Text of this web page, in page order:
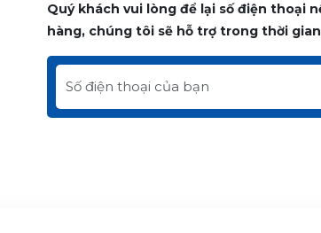
Quý khách vui lòng để lại số điện thoại
hàng, chúng tôi sẽ hỗ trợ trong thời